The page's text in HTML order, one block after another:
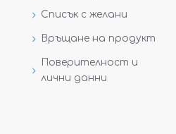
Списък с желани
Връщане на продукт
Поверителност и
лични данни